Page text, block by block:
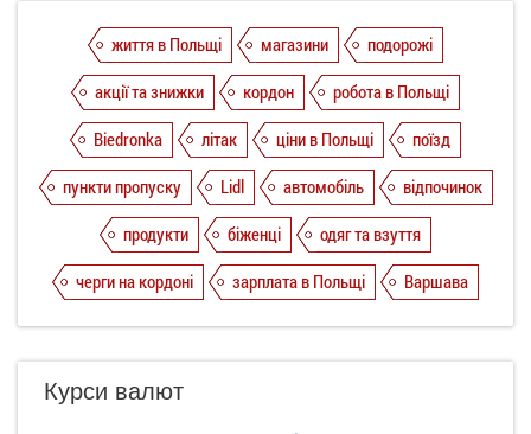
життя в Польщі магазини
подорожі
акції та знижки
кордон
робота в Польщі
Biedronka
літак ціни в Польщі
поїзд
пункти пропуску
Lidl автомобіль
відпочинок
продукти
біженці
одяг та взуття
черги на кордоні
зарплата в Польщі Варшава
Курси валют